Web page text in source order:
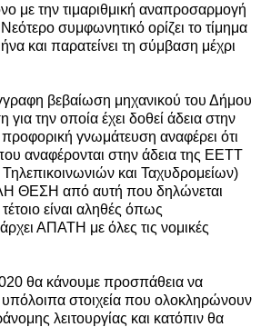
με την τιμαριθμική αναπροσαρμογή
συμφωνητικό ορίζει το τίμημα
και παρατείνει τη σύμβαση μέχρι
βεβαίωση μηχανικού του Δήμου
για την οποία έχει δοθεί άδεια στην
γνωμάτευση αναφέρει ότι
αναφέρονται στην άδεια της ΕΕΤΤ
και Ταχυδρομείων)
ΘΕΣΗ από αυτή που δηλώνεται
είναι αληθές όπως
ΑΠΑΤΗ με όλες τις νομικές
θα κάνουμε προσπάθεια να
υπόλοιπα στοιχεία που ολοκληρώνουν
λειτουργίας και κατόπιν θα